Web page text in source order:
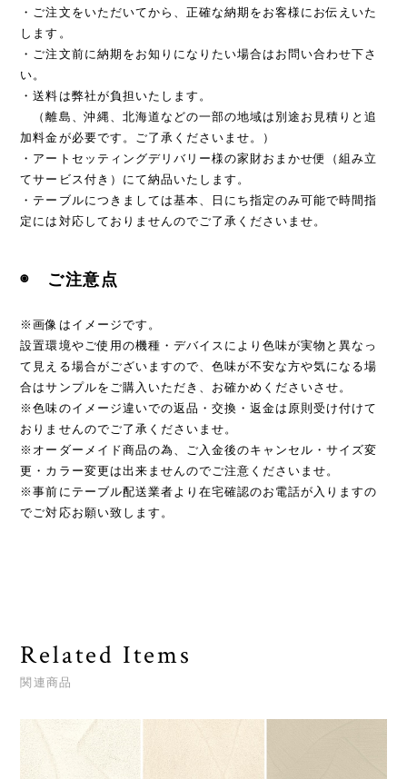
・ご注文をいただいてから、正確な納期をお客様にお伝えいた
します。
・ご注文前に納期をお知りになりたい場合はお問い合わせ下さ
い。
・送料は弊社が負担いたします。
（離島、沖縄、北海道などの一部の地域は別途お見積りと追
加料金が必要です。ご了承くださいませ。）
・アートセッティングデリバリー様の家財おまかせ便（組み立
てサービス付き）にて納品いたします。
・テーブルにつきましては基本、日にち指定のみ可能で時間指
定には対応しておりませんのでご了承くださいませ。
◉ ご注意点
※画像はイメージです。
設置環境やご使用の機種・デバイスにより色味が実物と異なっ
て見える場合がございますので、色味が不安な方や気になる場
合はサンプルをご購入いただき、お確かめくださいさせ。
※色味のイメージ違いでの返品・交換・返金は原則受け付けて
おりませんのでご了承くださいませ。
※オーダーメイド商品の為、ご入金後のキャンセル・サイズ変
更・カラー変更は出来ませんのでご注意くださいませ。
※事前にテーブル配送業者より在宅確認のお電話が入りますの
でご対応お願い致します。
Related Items
関連商品